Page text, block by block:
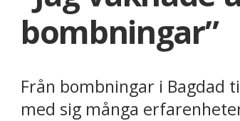
bombningar”
Från bombningar i Bagdad
med sig många